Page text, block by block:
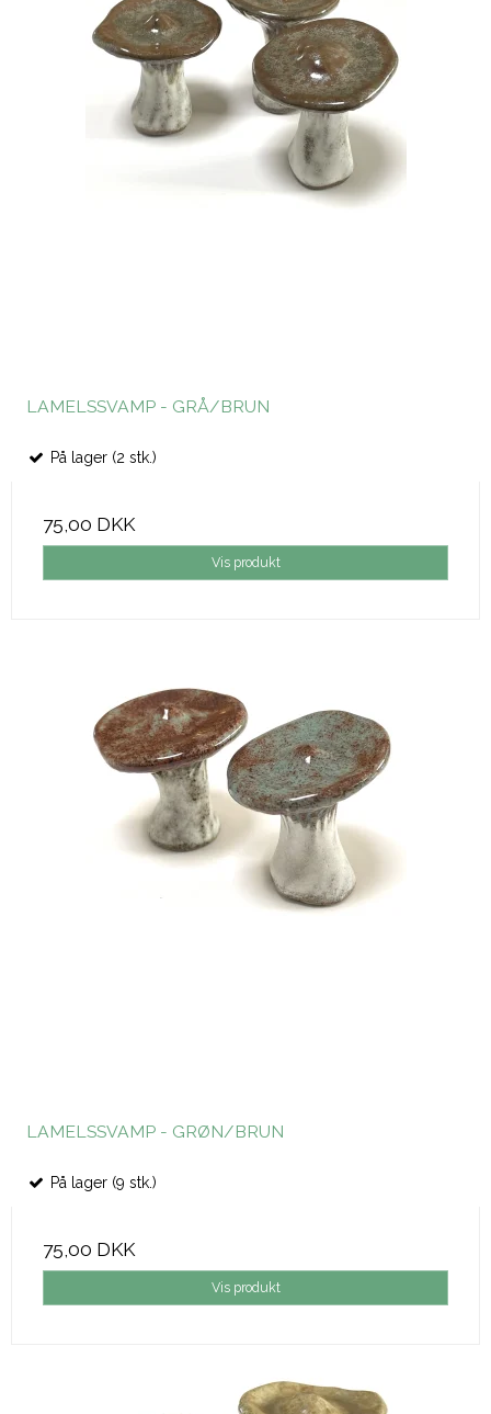
LAMELSSVAMP - GRÅ/BRUN
På lager (2 stk.)
75,00 DKK
Vis produkt
LAMELSSVAMP - GRØN/BRUN
På lager (9 stk.)
75,00 DKK
Vis produkt